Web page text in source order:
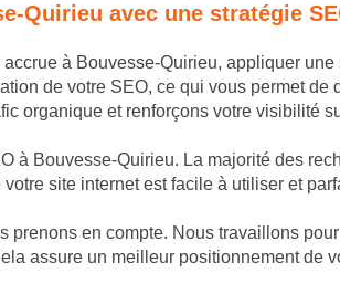
Quirieu avec une stratégie
à Bouvesse-Quirieu, appliquer
de votre SEO, ce qui vous permet
organique et renforçons votre visibilité
à Bouvesse-Quirieu. La majorité des
site internet est facile à utiliser et
en compte. Nous travaillons
assure un meilleur positionnement de